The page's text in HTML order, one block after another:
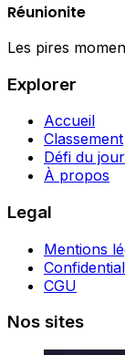
Réunionite
Les pires
Explorer
Accueil
Classement
Défi du jour
À propos
Legal
Mentions
CGU
Nos sites